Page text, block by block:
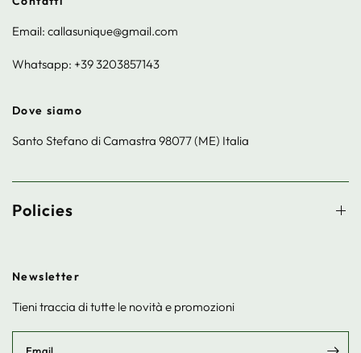
Email: callasunique@gmail.com
Whatsapp: +39 3203857143
Dove siamo
Santo Stefano di Camastra 98077 (ME) Italia
Policies
Newsletter
Tieni traccia di tutte le novità e promozioni